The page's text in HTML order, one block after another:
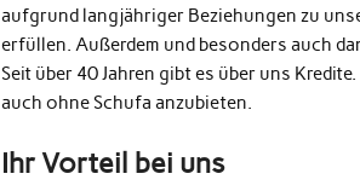
aufgrund langjähriger Beziehungen zu
erfüllen. Außerdem und besonders auch
Seit über 40 Jahren gibt es über uns
auch ohne Schufa anzubieten.
Ihr Vorteil bei uns